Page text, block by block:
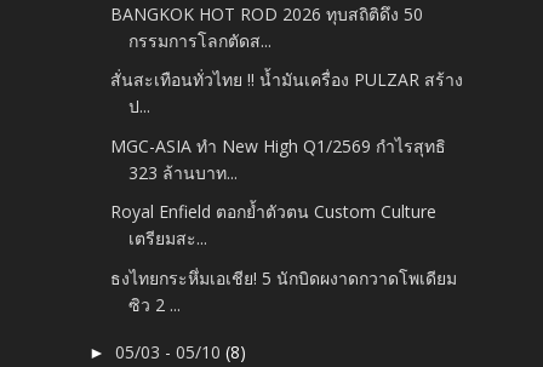
BANGKOK HOT ROD 2026 ทุบสถิติดึง 50
กรรมการโลกตัดส...
สั่นสะเทือนทั่วไทย !! น้ำมันเครื่อง PULZAR สร้าง
ป...
MGC-ASIA ทำ New High Q1/2569 กำไรสุทธิ
323 ล้านบาท...
Royal Enfield ตอกย้ำตัวตน Custom Culture
เตรียมสะ...
ธงไทยกระหึ่มเอเชีย! 5 นักบิดผงาดกวาดโพเดียม
ซิว 2 ...
►05/03 - 05/10(8)